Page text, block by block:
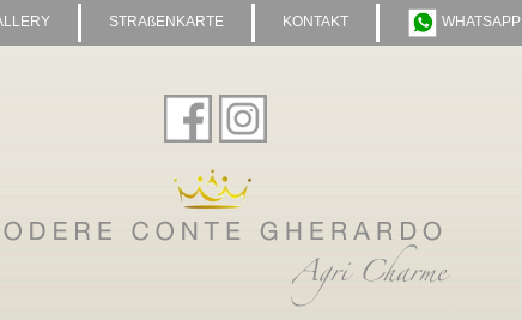
STRAßENKARTE KONTAKT WHATSAPP